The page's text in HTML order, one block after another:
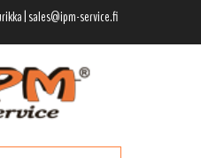
| sales@ipm-service.fi